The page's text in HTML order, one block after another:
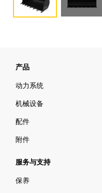
产品
动力系统
机械设备
配件
附件
服务与支持
保养